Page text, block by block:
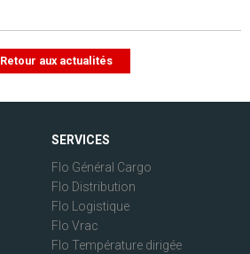
Retour aux actualités
SERVICES
Flo Général Cargo
Flo Distribution
Flo Logistique
Flo Vrac
Flo Température dirigée